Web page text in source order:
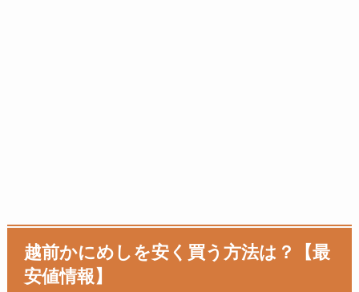
越前かにめし を安く買う方法は？【最
安値情報】